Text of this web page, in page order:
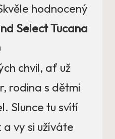
hodnocený
Select Tucana
chvil, ať už
rodina s dětmi
Slunce tu svítí
vy si užíváte